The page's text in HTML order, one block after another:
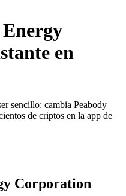
en
sencillo: cambia Peabody
de criptos en la app de
Corporation